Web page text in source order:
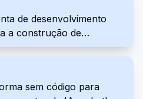
a comunicação
do projeto.
de desenvolvimento
a construção de
processamento de
full-stack. Lovable é
quanto para
sem código para